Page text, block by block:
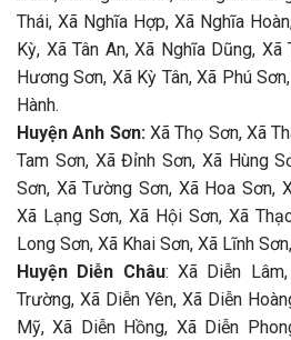
Thái, Xã Nghĩa Hợp, Xã Nghĩa
Kỳ, Xã Tân An, Xã Nghĩa Dũng,
Hương Sơn, Xã Kỳ Tân, Xã Phú
Hành.
Huyện Anh Sơn:Xã Thọ Sơn, Xã
Tam Sơn, Xã Đỉnh Sơn, Xã Hùng
Sơn, Xã Tường Sơn, Xã Hoa Sơn,
Xã Lạng Sơn, Xã Hội Sơn, Xã
Long Sơn, Xã Khai Sơn, Xã Lĩnh
Huyện Diễn Châu: Xã Diễn
Trường, Xã Diễn Yên, Xã Diễn
Mỹ, Xã Diễn Hồng, Xã Diễn